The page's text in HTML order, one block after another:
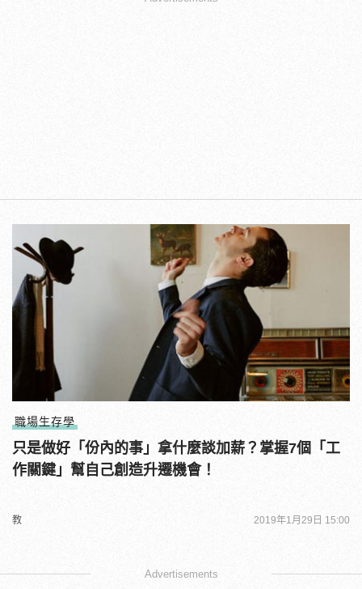
職場生存學
只是做好「份內的事」拿什麼談加薪？掌握7個「工
作關鍵」幫自己創造升遷機會！
教 2019年1月29日 15:00
Advertisements